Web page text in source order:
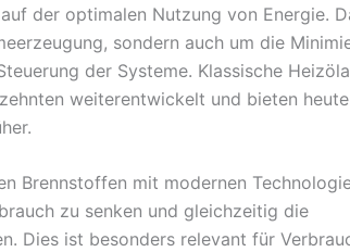
der optimalen Nutzung von Energie.
sondern auch um die
der Systeme. Klassische
weiterentwickelt und bieten
Brennstoffen mit modernen
zu senken und gleichzeitig die
Dies ist besonders relevant für